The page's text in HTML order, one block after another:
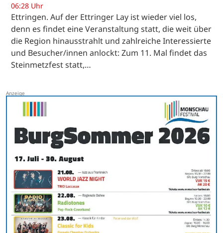
06:28 Uhr
Ettringen. Auf der Ettringer Lay ist wieder viel los,
denn es findet eine Veranstaltung statt, die weit über
die Region hinausstrahlt und zahlreiche Interessierte
und Besucher/innen anlockt: Zum 11. Mal findet das
Steinmetzfest statt,…